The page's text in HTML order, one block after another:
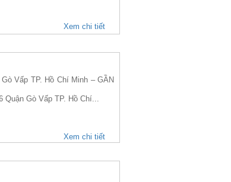
Xem chi tiết
Vấp TP. Hồ Chí Minh – GẦN
Quận Gò Vấp TP. Hồ Chí...
Xem chi tiết